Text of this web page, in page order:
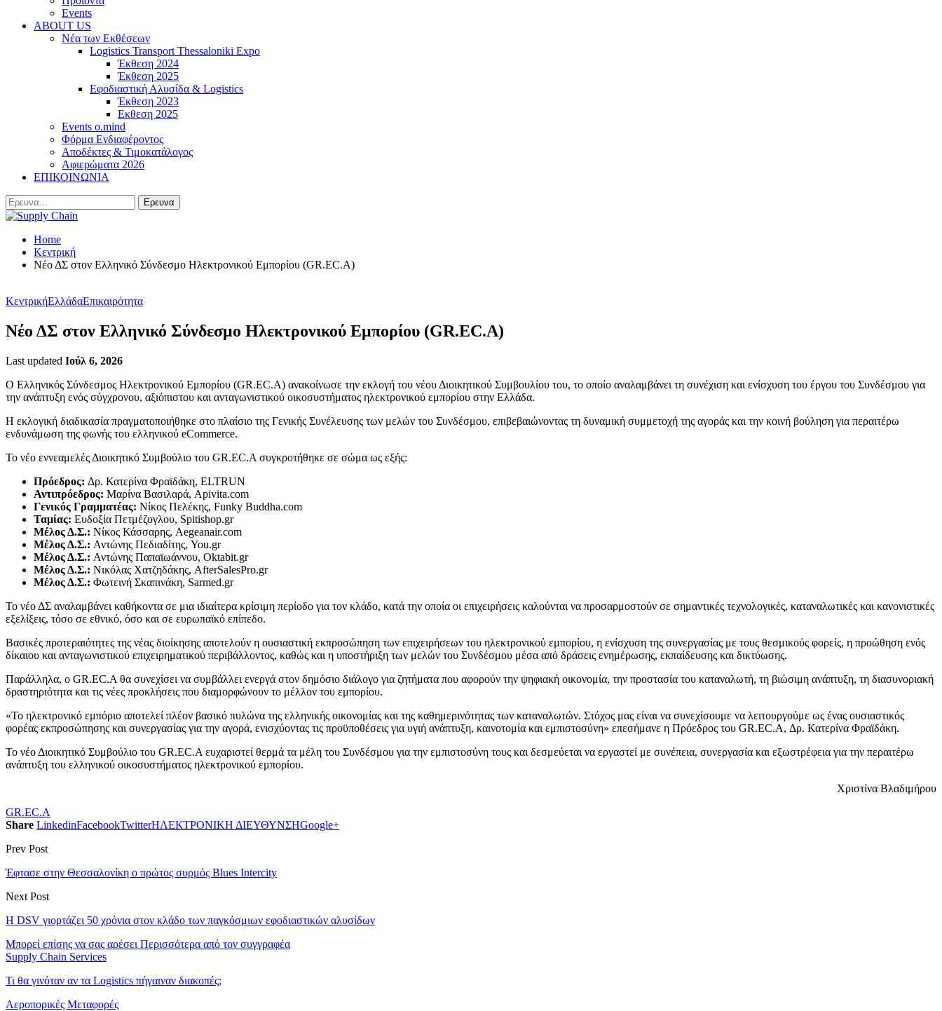
Events
ABOUT US
Νέα των Εκθέσεων
Logistics Transport Thessaloniki Expo
Έκθεση 2024
Έκθεση 2025
Εφοδιαστική Αλυσίδα & Logistics
Έκθεση 2023
Εκθεση 2025
Events o.mind
Φόρμα Ενδιαφέροντος
Αποδέκτες & Τιμοκατάλογος
Αφιερώματα 2026
ΕΠΙΚΟΙΝΩΝΙΑ
Home
Κεντρική
Νέο ΔΣ στον Ελληνικό Σύνδεσμο Ηλεκτρονικού Εμπορίου (GR.EC.A)
ΚεντρικήΕλλάδαΕπικαιρότητα
Νέο ΔΣ στον Ελληνικό Σύνδεσμο Ηλεκτρονικού Εμπορίου (GR.EC.A)
Last updated Ιούλ 6, 2026
Ο Ελληνικός Σύνδεσμος Ηλεκτρονικού Εμπορίου (GR.EC.A) ανακοίνωσε την εκλογή του νέου Διοικητικού Συμβουλίου του, το οποίο αναλαμβάνει τη συνέχιση και ενίσχυση του έργου του Συνδέσμου για
την ανάπτυξη ενός σύγχρονου, αξιόπιστου και ανταγωνιστικού οικοσυστήματος ηλεκτρονικού εμπορίου στην Ελλάδα.
Η εκλογική διαδικασία πραγματοποιήθηκε στο πλαίσιο της Γενικής Συνέλευσης των μελών του Συνδέσμου, επιβεβαιώνοντας τη δυναμική συμμετοχή της αγοράς και την κοινή βούληση για περαιτέρω
ενδυνάμωση της φωνής του ελληνικού eCommerce.
Το νέο εννεαμελές Διοικητικό Συμβούλιο του GR.EC.A συγκροτήθηκε σε σώμα ως εξής:
Πρόεδρος: Δρ. Κατερίνα Φραϊδάκη, ELTRUN
Αντιπρόεδρος: Μαρίνα Βασιλαρά, Apivita.com
Γενικός Γραμματέας: Νίκος Πελέκης, Funky Buddha.com
Ταμίας: Ευδοξία Πετμέζογλου, Spitishop.gr
Μέλος Δ.Σ.: Νίκος Κάσσαρης, Aegeanair.com
Μέλος Δ.Σ.: Αντώνης Πεδιαδίτης, You.gr
Μέλος Δ.Σ.: Αντώνης Παπαϊωάννου, Oktabit.gr
Μέλος Δ.Σ.: Νικόλας Χατζηδάκης, AfterSalesPro.gr
Μέλος Δ.Σ.: Φωτεινή Σκαπινάκη, Sarmed.gr
Το νέο ΔΣ αναλαμβάνει καθήκοντα σε μια ιδιαίτερα κρίσιμη περίοδο για τον κλάδο, κατά την οποία οι επιχειρήσεις καλούνται να προσαρμοστούν σε σημαντικές τεχνολογικές, καταναλωτικές και κανονιστικές
εξελίξεις, τόσο σε εθνικό, όσο και σε ευρωπαϊκό επίπεδο.
Βασικές προτεραιότητες της νέας διοίκησης αποτελούν η ουσιαστική εκπροσώπηση των επιχειρήσεων του ηλεκτρονικού εμπορίου, η ενίσχυση της συνεργασίας με τους θεσμικούς φορείς, η προώθηση ενός
δίκαιου και ανταγωνιστικού επιχειρηματικού περιβάλλοντος, καθώς και η υποστήριξη των μελών του Συνδέσμου μέσα από δράσεις ενημέρωσης, εκπαίδευσης και δικτύωσης.
Παράλληλα, ο GR.EC.A θα συνεχίσει να συμβάλλει ενεργά στον δημόσιο διάλογο για ζητήματα που αφορούν την ψηφιακή οικονομία, την προστασία του καταναλωτή, τη βιώσιμη ανάπτυξη, τη διασυνοριακή
δραστηριότητα και τις νέες προκλήσεις που διαμορφώνουν το μέλλον του εμπορίου.
«Το ηλεκτρονικό εμπόριο αποτελεί πλέον βασικό πυλώνα της ελληνικής οικονομίας και της καθημερινότητας των καταναλωτών. Στόχος μας είναι να συνεχίσουμε να λειτουργούμε ως ένας ουσιαστικός
φορέας εκπροσώπησης και συνεργασίας για την αγορά, ενισχύοντας τις προϋποθέσεις για υγιή ανάπτυξη, καινοτομία και εμπιστοσύνη» επεσήμανε η Πρόεδρος του GR.EC.A, Δρ. Κατερίνα Φραϊδάκη.
Το νέο Διοικητικό Συμβούλιο του GR.EC.A ευχαριστεί θερμά τα μέλη του Συνδέσμου για την εμπιστοσύνη τους και δεσμεύεται να εργαστεί με συνέπεια, συνεργασία και εξωστρέφεια για την περαιτέρω
ανάπτυξη του ελληνικού οικοσυστήματος ηλεκτρονικού εμπορίου.
Χριστίνα Βλαδιμήρου
GR.EC.A
Share LinkedinFacebookTwitterΗΛΕΚΤΡΟΝΙΚΗ ΔΙΕΥΘΥΝΣΗGoogle+
Prev Post
Έφτασε στην Θεσσαλονίκη ο πρώτος συρμός Blues Intercity
Next Post
Η DSV γιορτάζει 50 χρόνια στον κλάδο των παγκόσμιων εφοδιαστικών αλυσίδων
Μπορεί επίσης να σας αρέσει Περισσότερα από τον συγγραφέα
Supply Chain Services
Τι θα γινόταν αν τα Logistics πήγαιναν διακοπές;
Αεροπορικές Μεταφορές